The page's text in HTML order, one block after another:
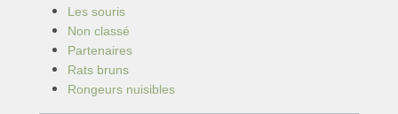
Les souris
Non classé
Partenaires
Rats bruns
Rongeurs nuisibles